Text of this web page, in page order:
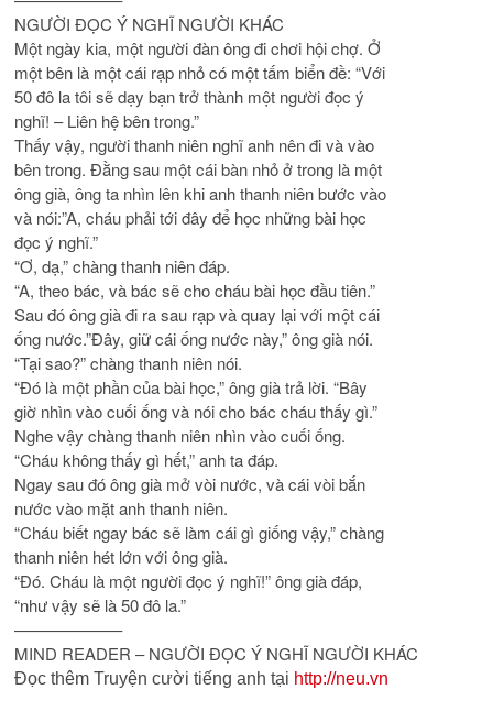
NGƯỜI ĐỌC Ý NGHĨ NGƯỜI KHÁC
Một ngày kia, một người đàn ông đi chơi hội chợ. Ở
một bên là một cái rạp nhỏ có một tấm biển đề: “Với
50 đô la tôi sẽ dạy bạn trở thành một người đọc ý
nghĩ! – Liên hệ bên trong.”
Thấy vậy, người thanh niên nghĩ anh nên đi và vào
bên trong. Đằng sau một cái bàn nhỏ ở trong là một
ông già, ông ta nhìn lên khi anh thanh niên bước vào
và nói:”A, cháu phải tới đây để học những bài học
đọc ý nghĩ.”
“Ơ, dạ,” chàng thanh niên đáp.
“A, theo bác, và bác sẽ cho cháu bài học đầu tiên.”
Sau đó ông già đi ra sau rạp và quay lại với một cái
ống nước.”Đây, giữ cái ống nước này,” ông già nói.
“Tại sao?” chàng thanh niên nói.
“Đó là một phần của bài học,” ông già trả lời. “Bây
giờ nhìn vào cuối ống và nói cho bác cháu thấy gì.”
Nghe vậy chàng thanh niên nhìn vào cuối ống.
“Cháu không thấy gì hết,” anh ta đáp.
Ngay sau đó ông già mở vòi nước, và cái vòi bắn
nước vào mặt anh thanh niên.
“Cháu biết ngay bác sẽ làm cái gì giống vậy,” chàng
thanh niên hét lớn với ông già.
“Đó. Cháu là một người đọc ý nghĩ!” ông già đáp,
“như vậy sẽ là 50 đô la.”
——————–
MIND READER – NGƯỜI ĐỌC Ý NGHĨ NGƯỜI KHÁC
Đọc thêm Truyện cười tiếng anh tại http://neu.vn